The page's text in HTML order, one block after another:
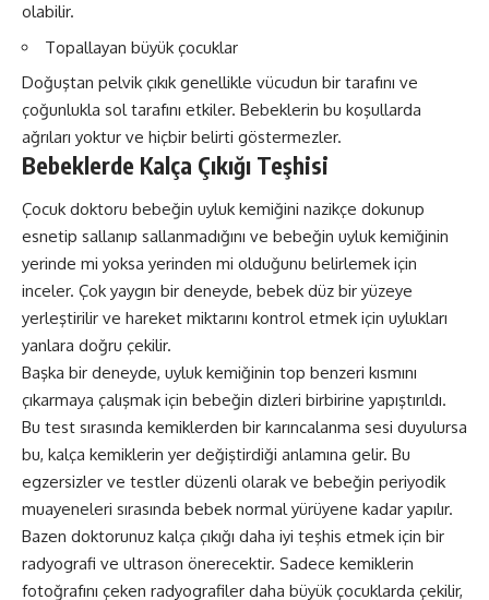
olabilir.
Topallayan büyük çocuklar
Doğuştan pelvik çıkık genellikle vücudun bir tarafını ve
çoğunlukla sol tarafını etkiler. Bebeklerin bu koşullarda
ağrıları yoktur ve hiçbir belirti göstermezler.
Bebeklerde Kalça Çıkığı Teşhisi
Çocuk doktoru bebeğin uyluk kemiğini nazikçe dokunup
esnetip sallanıp sallanmadığını ve bebeğin uyluk kemiğinin
yerinde mi yoksa yerinden mi olduğunu belirlemek için
inceler. Çok yaygın bir deneyde, bebek düz bir yüzeye
yerleştirilir ve hareket miktarını kontrol etmek için uylukları
yanlara doğru çekilir.
Başka bir deneyde, uyluk kemiğinin top benzeri kısmını
çıkarmaya çalışmak için bebeğin dizleri birbirine yapıştırıldı.
Bu test sırasında kemiklerden bir karıncalanma sesi duyulursa
bu, kalça kemiklerin yer değiştirdiği anlamına gelir. Bu
egzersizler ve testler düzenli olarak ve bebeğin periyodik
muayeneleri sırasında bebek normal yürüyene kadar yapılır.
Bazen doktorunuz kalça çıkığı daha iyi teşhis etmek için bir
radyografi ve ultrason önerecektir. Sadece kemiklerin
fotoğrafını çeken radyografiler daha büyük çocuklarda çekilir,